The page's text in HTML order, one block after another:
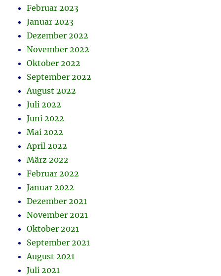
Februar 2023
Januar 2023
Dezember 2022
November 2022
Oktober 2022
September 2022
August 2022
Juli 2022
Juni 2022
Mai 2022
April 2022
März 2022
Februar 2022
Januar 2022
Dezember 2021
November 2021
Oktober 2021
September 2021
August 2021
Juli 2021